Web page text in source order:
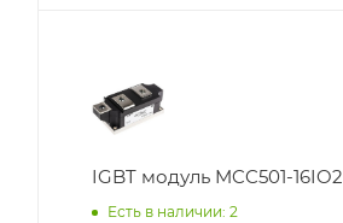
IGBT модуль MCC501-16IO2
Есть в наличии: 2